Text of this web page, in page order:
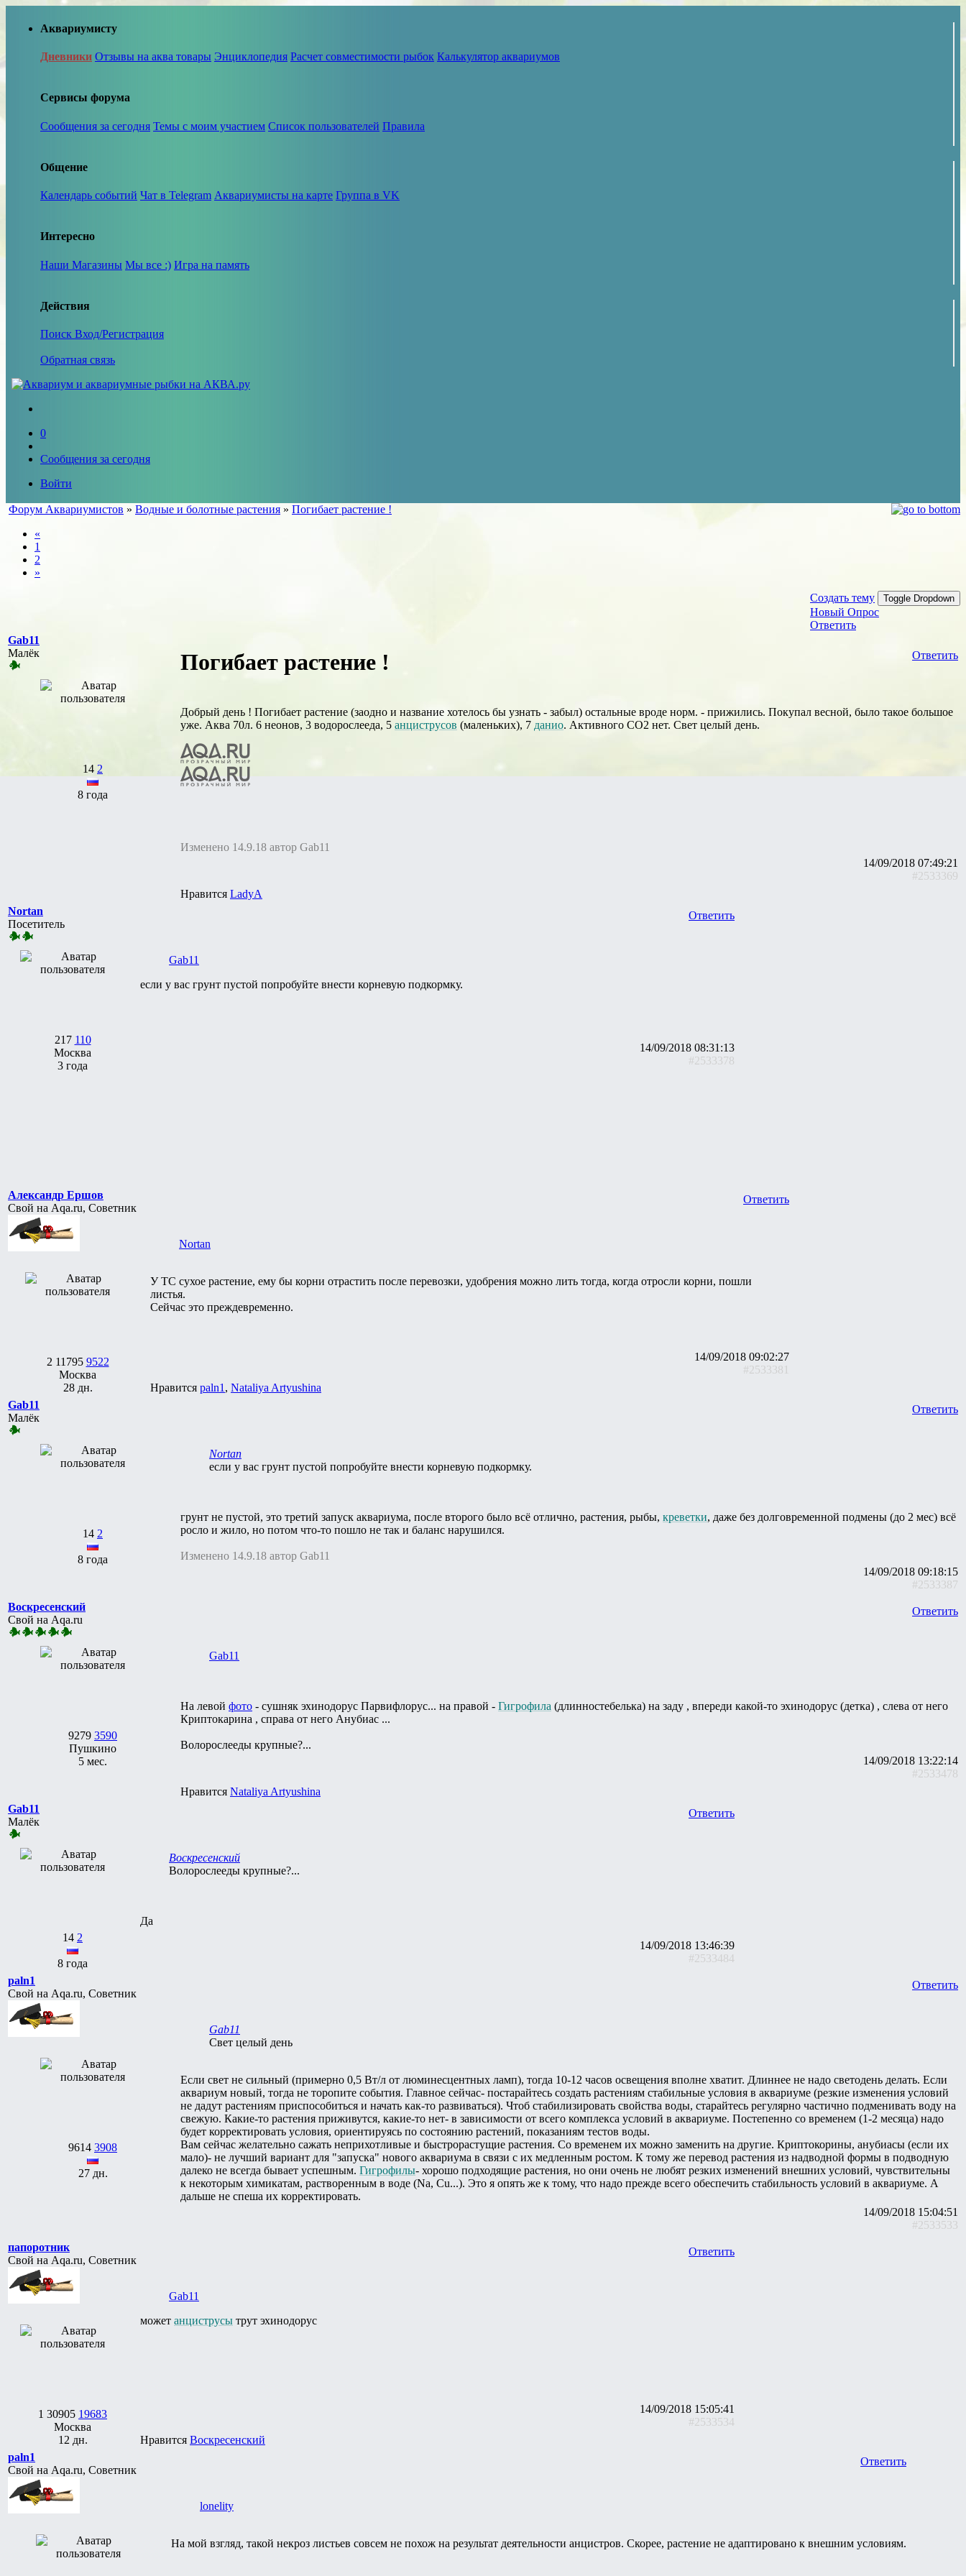
Аквариумисту
Дневники Отзывы на аква товары Энциклопедия Расчет совместимости рыбок Калькулятор аквариумов
Сервисы форума
Сообщения за сегодня Темы с моим участием Список пользователей Правила
Общение
Календарь событий Чат в Telegram Аквариумисты на карте Группа в VK
Интересно
Наши Магазины Мы все :) Игра на память
Действия
Поиск Вход/Регистрация
Обратная связь
0
Сообщения за сегодня
Войти
Форум Аквариумистов » Водные и болотные растения » Погибает растение !
«
1
2
»
Создать тему Toggle Dropdown
Новый Опрос
Ответить
Gab11
Малёк
14 2
8 года
Ответить
Погибает растение !
Добрый день ! Погибает растение (заодно и название хотелось бы узнать - забыл) остальные вроде норм. - прижились. Покупал весной, было такое большое
уже. Аква 70л. 6 неонов, 3 водорослееда, 5 анциструсов (маленьких), 7 данио. Активного CO2 нет. Свет целый день.
Изменено 14.9.18 автор Gab11
14/09/2018 07:49:21
#2533369
Нравится LadyA
Nortan
Посетитель
217 110
Москва
3 года
Ответить
Gab11
если у вас грунт пустой попробуйте внести корневую подкормку.
14/09/2018 08:31:13
#2533378
Александр Ершов
Свой на Aqa.ru, Советник
2 11795 9522
Москва
28 дн.
Ответить
Nortan
У ТС сухое растение, ему бы корни отрастить после перевозки, удобрения можно лить тогда, когда отросли корни, пошли
листья.
Сейчас это преждевременно.
14/09/2018 09:02:27
#2533381
Нравится paln1 , Nataliya Artyushina
Gab11
Малёк
14 2
8 года
Ответить
Nortan
если у вас грунт пустой попробуйте внести корневую подкормку.
грунт не пустой, это третий запуск аквариума, после второго было всё отлично, растения, рыбы, креветки, даже без долговременной подмены (до 2 мес) всё
росло и жило, но потом что-то пошло не так и баланс нарушился.
Изменено 14.9.18 автор Gab11
14/09/2018 09:18:15
#2533387
Воскресенский
Свой на Aqa.ru
9279 3590
Пушкино
5 мес.
Ответить
Gab11
На левой фото - сушняк эхинодорус Парвифлорус... на правой - Гигрофила (длинностебелька) на заду , впереди какой-то эхинодорус (детка) , слева от него
Криптокарина , справа от него Анубиас ...
Волорослееды крупные?...
14/09/2018 13:22:14
#2533478
Нравится Nataliya Artyushina
Gab11
Малёк
14 2
8 года
Ответить
Воскресенский
Волорослееды крупные?...
Да
14/09/2018 13:46:39
#2533484
paln1
Свой на Aqa.ru, Советник
9614 3908
27 дн.
Ответить
Gab11
Свет целый день
Если свет не сильный (примерно 0,5 Вт/л от люминесцентных ламп), тогда 10-12 часов освещения вполне хватит. Длиннее не надо светодень делать. Если
аквариум новый, тогда не торопите события. Главное сейчас- постарайтесь создать растениям стабильные условия в аквариуме (резкие изменения условий
не дадут растениям приспособиться и начать как-то развиваться). Чтоб стабилизировать свойства воды, старайтесь регулярно частично подменивать воду на
свежую. Какие-то растения приживутся, какие-то нет- в зависимости от всего комплекса условий в аквариуме. Постепенно со временем (1-2 месяца) надо
будет корректировать условия, ориентируясь по состоянию растений, показаниям тестов воды.
Вам сейчас желательно сажать неприхотливые и быстрорастущие растения. Со временем их можно заменить на другие. Криптокорины, анубиасы (если их
мало)- не лучший вариант для "запуска" нового аквариума в связи с их медленным ростом. К тому же перевод растения из надводной формы в подводную
далеко не всегда бывает успешным. Гигрофилы- хорошо подходящие растения, но они очень не любят резких изменений внешних условий, чувствительны
к некоторым химикатам, растворенным в воде (Na, Cu...). Это я опять же к тому, что надо прежде всего обеспечить стабильность условий в аквариуме. А
дальше не спеша их корректировать.
14/09/2018 15:04:51
#2533533
папоротник
Свой на Aqa.ru, Советник
1 30905 19683
Москва
12 дн.
Ответить
Gab11
может анциструсы трут эхинодорус
14/09/2018 15:05:41
#2533534
Нравится Воскресенский
paln1
Свой на Aqa.ru, Советник
Ответить
lonelity
На мой взгляд, такой некроз листьев совсем не похож на результат деятельности анцистров. Скорее, растение не адаптировано к внешним условиям.